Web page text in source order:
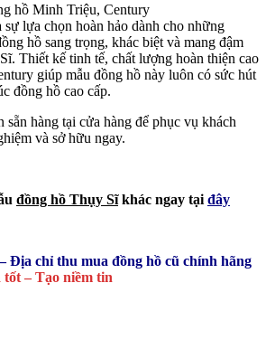
hồ Minh Triệu, Century
lựa chọn hoàn hảo dành cho những
hồ sang trọng, khác biệt và mang đậm
Thiết kế tinh tế, chất lượng hoàn thiện cao
giúp mẫu đồng hồ này luôn có sức hút
đồng hồ cao cấp.
sẵn hàng tại cửa hàng để phục vụ khách
và sở hữu ngay.
đồng hồ Thụy Sĩkhác ngay tại đây
Địa chỉ thu mua đồng hồ cũ chính hãng
– Tạo niềm tin